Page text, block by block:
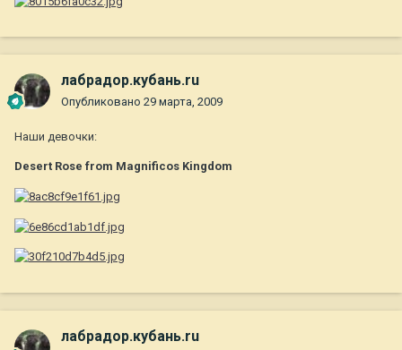
лабрадор.кубань.ru
Опубликовано 29 марта, 2009
Наши девочки:
Desert Rose from Magnificos Kingdom
лабрадор.кубань.ru